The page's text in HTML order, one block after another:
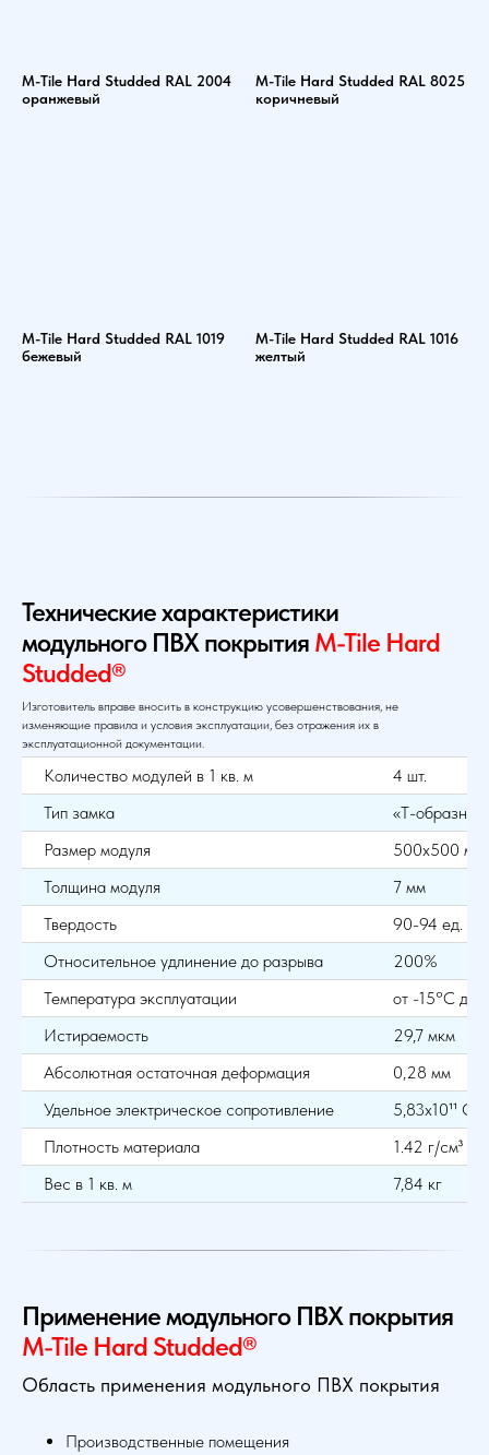
M-Tile Hard Studded RAL 2004
оранжевый
M-Tile Hard Studded RAL 8025
коричневый
M-Tile Hard Studded RAL 1019
бежевый
M-Tile Hard Studded RAL 1016
желтый
Технические характеристики
модульного ПВХ покрытия M-Tile Hard
Studded®
Изготовитель вправе вносить в конструкцию усовершенствования, не
изменяющие правила и условия эксплуатации, без отражения их в
эксплуатационной документации.
Количество модулей в 1 кв. м
4 шт.
Тип замка
«Т-
Размер модуля
500х500 мм
Толщина модуля
7 мм
Твердость
90-94 ед.
Относительное удлинение до разрыва
200%
Температура эксплуатации
от -15°С до
Истираемость
29,7 мкм
Абсолютная остаточная деформация
0,28 мм
Удельное электрическое сопротивление
5,83х10¹¹
Плотность материала
1.42 г/см³
Вес в 1 кв. м
7,84 кг
Применение модульного ПВХ покрытия
M-Tile Hard Studded®
Область применения модульного ПВХ покрытия
Производственные помещения